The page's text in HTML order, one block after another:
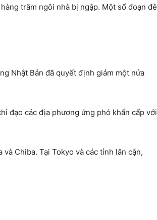
trăm ngôi nhà bị ngập. Một số đoạn đê
Nhật Bản đã quyết định giảm một nửa
đạo các địa phương ứng phó khẩn cấp với
Chiba. Tại Tokyo và các tỉnh lân cận,